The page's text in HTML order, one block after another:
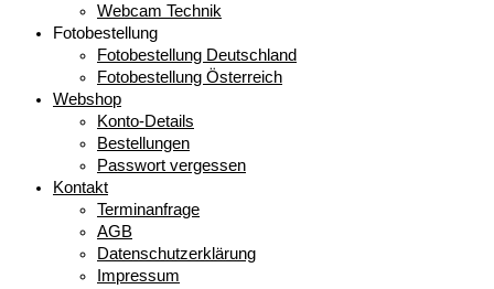
Webcam Technik
Fotobestellung
Fotobestellung Deutschland
Fotobestellung Österreich
Webshop
Konto-Details
Bestellungen
Passwort vergessen
Kontakt
Terminanfrage
AGB
Datenschutzerklärung
Impressum